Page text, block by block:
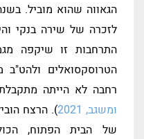
הגאווה שהוא מוביל.
לזכרה של שירה בנקי
התרחבות זו שיקפה
הטרוסקסואלים
רחבה לא הייתה מתקבלת
ומשגב, 2021
). הרצח
של הבית הפתוח,